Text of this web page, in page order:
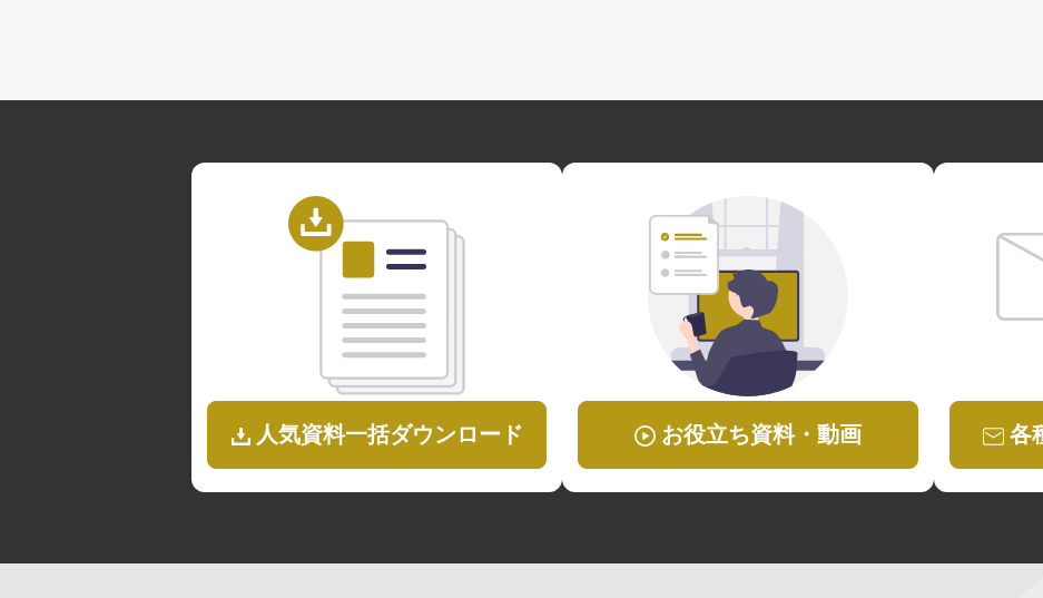
人気資料一括ダウンロード お役立ち資料・動画 各